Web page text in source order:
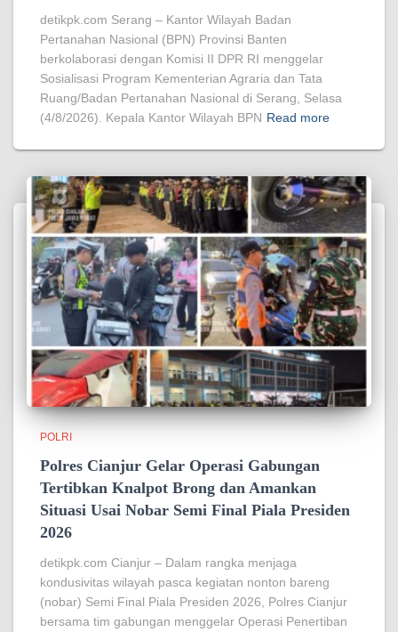
detikpk.com Serang – Kantor Wilayah Badan
Pertanahan Nasional (BPN) Provinsi Banten
berkolaborasi dengan Komisi II DPR RI menggelar
Sosialisasi Program Kementerian Agraria dan Tata
Ruang/Badan Pertanahan Nasional di Serang, Selasa
(4/8/2026). Kepala Kantor Wilayah BPN Read more
POLRI
Polres Cianjur Gelar Operasi Gabungan
Tertibkan Knalpot Brong dan Amankan
Situasi Usai Nobar Semi Final Piala Presiden
2026
detikpk.com Cianjur – Dalam rangka menjaga
kondusivitas wilayah pasca kegiatan nonton bareng
(nobar) Semi Final Piala Presiden 2026, Polres Cianjur
bersama tim gabungan menggelar Operasi Penertiban